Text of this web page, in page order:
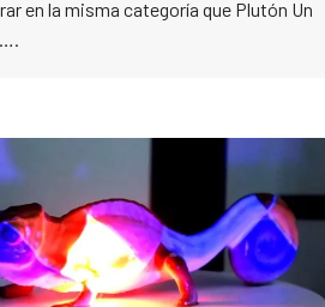
en la misma categoría que Plutón Un